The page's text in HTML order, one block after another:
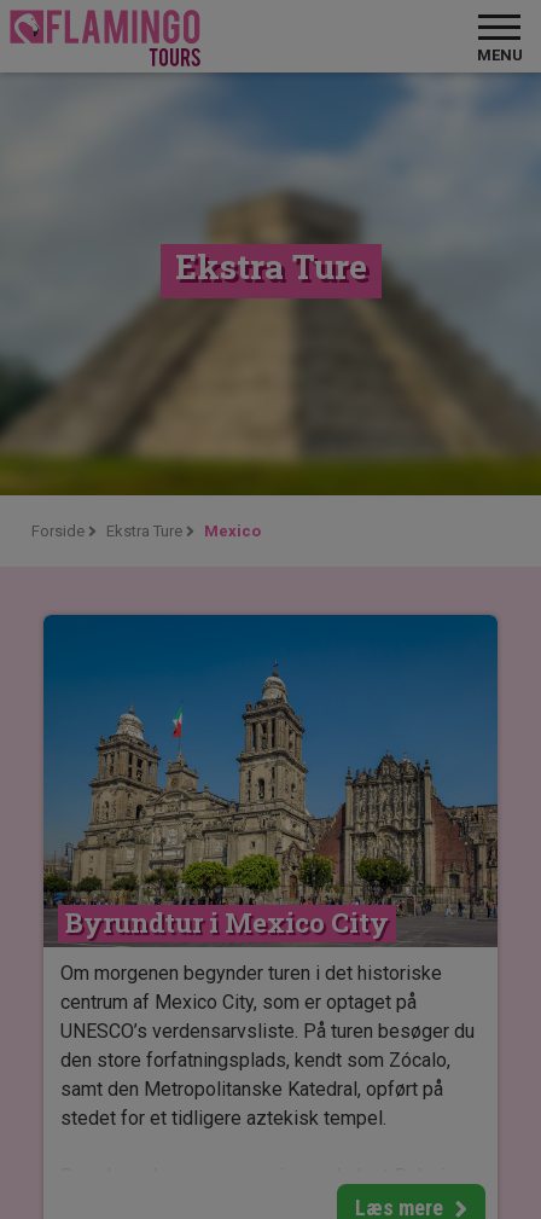
MENU
Ekstra Ture
Forside Ekstra Ture Mexico
Byrundtur i Mexico City
Om morgenen begynder turen i det historiske
centrum af Mexico City, som er optaget på
UNESCO’s verdensarvsliste. På turen besøger du
den store forfatningsplads, kendt som Zócalo,
samt den Metropolitanske Katedral, opført på
stedet for et tidligere aztekisk tempel.
Nacional, hvor du kan se kunstneren Diego
Læs mere